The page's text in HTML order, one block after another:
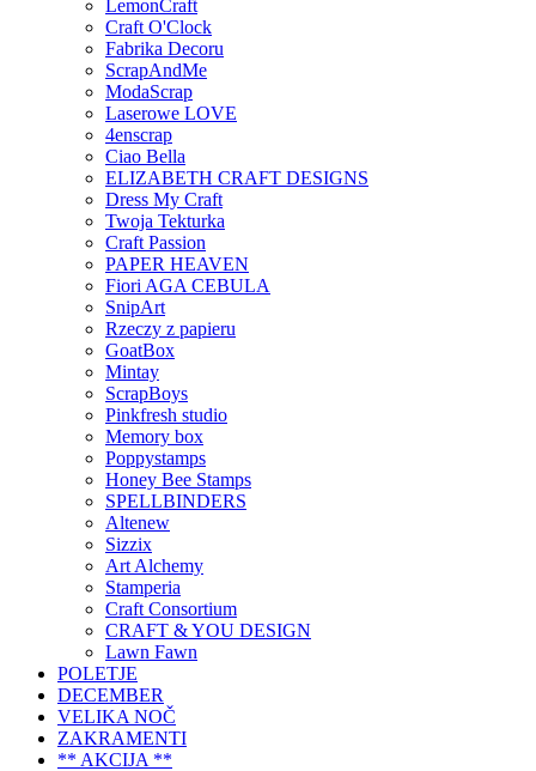
LemonCraft
Craft O'Clock
Fabrika Decoru
ScrapAndMe
ModaScrap
Laserowe LOVE
4enscrap
Ciao Bella
ELIZABETH CRAFT DESIGNS
Dress My Craft
Twoja Tekturka
Craft Passion
PAPER HEAVEN
Fiori AGA CEBULA
SnipArt
Rzeczy z papieru
GoatBox
Mintay
ScrapBoys
Pinkfresh studio
Memory box
Poppystamps
Honey Bee Stamps
SPELLBINDERS
Altenew
Sizzix
Art Alchemy
Stamperia
Craft Consortium
CRAFT & YOU DESIGN
Lawn Fawn
POLETJE
DECEMBER
VELIKA NOČ
ZAKRAMENTI
** AKCIJA **